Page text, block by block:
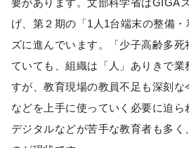
要があります。文部科学省はGIGA
げ、第２期の「1人1台端末の整備
ズに進んでいます。「少子高齢多死
ていても、組織は「人」ありきで
すが、教育現場の教員不足も深刻
などを上手に使っていく必要に迫ら
デジタルなどが苦手な教育者も多く